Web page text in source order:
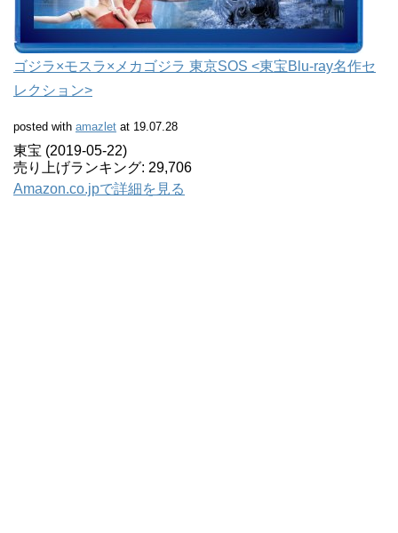
ゴジラ×モスラ×メカゴジラ 東京SOS <東宝Blu-ray名作セ
レクション>
posted with amazlet at 19.07.28
東宝 (2019-05-22)
売り上げランキング: 29,706
Amazon.co.jpで詳細を見る